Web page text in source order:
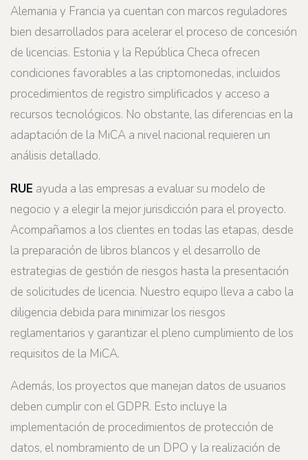
Alemania y Francia ya cuentan con marcos reguladores
bien desarrollados para acelerar el proceso de concesión
de licencias. Estonia y la República Checa ofrecen
condiciones favorables a las criptomonedas, incluidos
procedimientos de registro simplificados y acceso a
recursos tecnológicos. No obstante, las diferencias en la
adaptación de la MiCA a nivel nacional requieren un
análisis detallado.
RUE ayuda a las empresas a evaluar su modelo de
negocio y a elegir la mejor jurisdicción para el proyecto.
Acompañamos a los clientes en todas las etapas, desde
la preparación de libros blancos y el desarrollo de
estrategias de gestión de riesgos hasta la presentación
de solicitudes de licencia. Nuestro equipo lleva a cabo la
diligencia debida para minimizar los riesgos
reglamentarios y garantizar el pleno cumplimiento de los
requisitos de la MiCA.
Además, los proyectos que manejan datos de usuarios
deben cumplir con el GDPR. Esto incluye la
implementación de procedimientos de protección de
datos, el nombramiento de un DPO y la realización de